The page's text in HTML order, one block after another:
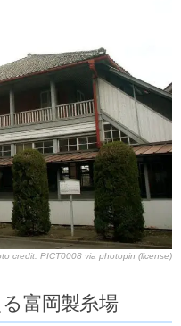
credit: PICT0008 via photopin (license)
富岡製糸場